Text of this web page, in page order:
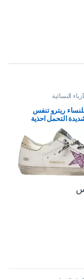
النسائية
ريترو تنفس
التحمل احذية
غير رسمية من جولدن